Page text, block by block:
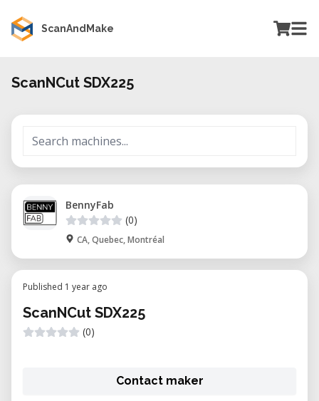
ScanAndMake
ScanNCut SDX225
BennyFab
(0)
CA, Quebec, Montréal
Published 1 year ago
ScanNCut SDX225
(0)
Contact maker